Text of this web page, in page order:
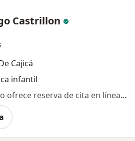
Castrillon
Cajicá
infantil
Este especialista no ofrece reserva de cita en línea en esta dirección.